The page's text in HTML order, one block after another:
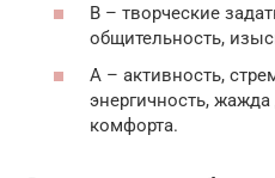
В – творческие
общительность,
А – активность,
энергичность,
комфорта.